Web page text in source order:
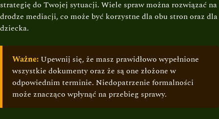
strategię do Twojej sytuacji. Wiele spraw można rozwiązać na
drodze mediacji, co może być korzystne dla obu stron oraz dla
dziecka.
Ważne: Upewnij się, że masz prawidłowo wypełnione
wszystkie dokumenty oraz że są one złożone w
odpowiednim terminie. Niedopatrzenie formalności
może znacząco wpłynąć na przebieg sprawy.